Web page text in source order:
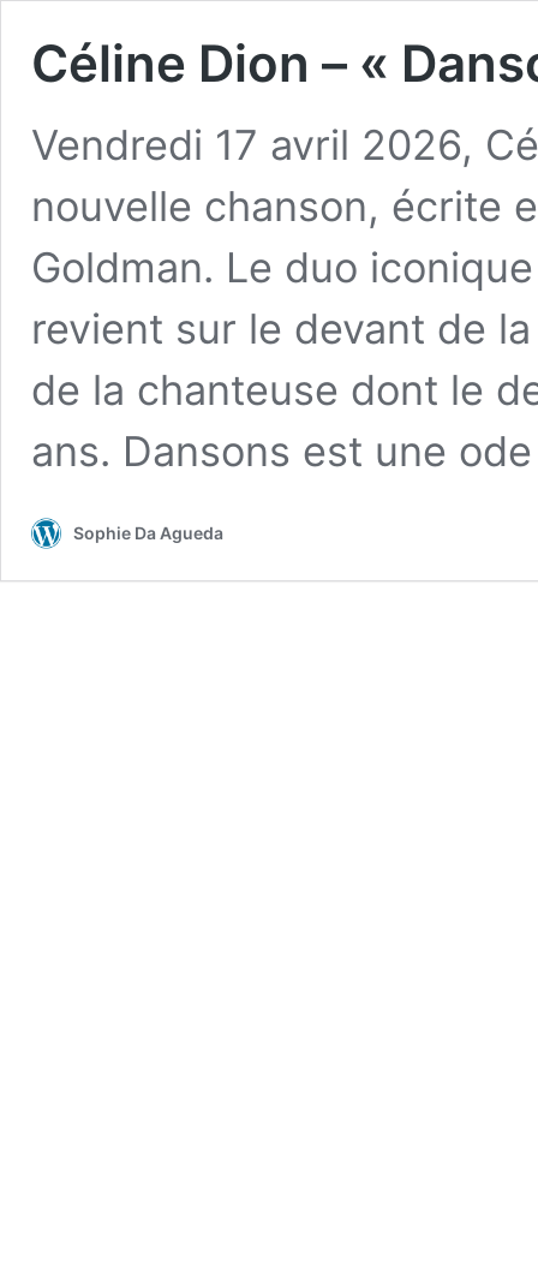
Céline Dion – «
Vendredi 17 avril 2026,
nouvelle chanson, écrite
Goldman. Le duo
revient sur le devant de
de la chanteuse dont le
ans. Dansons est une
Sophie Da Agueda